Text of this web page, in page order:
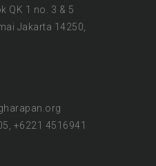
QK 1 no. 3 & 5
Jakarta 14250,
+6221 4516941